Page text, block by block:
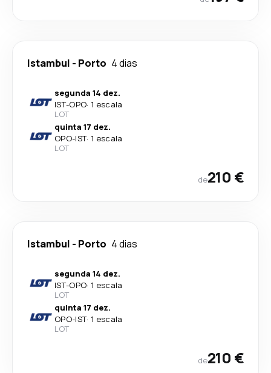
Istambul - Porto 4 dias
segunda 14 dez.
IST-OPO· 1 escala
LOT
quinta 17 dez.
OPO-IST· 1 escala
LOT
de210 €
Istambul - Porto 4 dias
segunda 14 dez.
IST-OPO· 1 escala
LOT
quinta 17 dez.
OPO-IST· 1 escala
LOT
de210 €